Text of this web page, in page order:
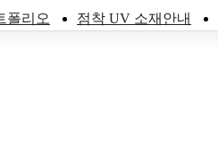
폴리오 점착 UV 소재안내